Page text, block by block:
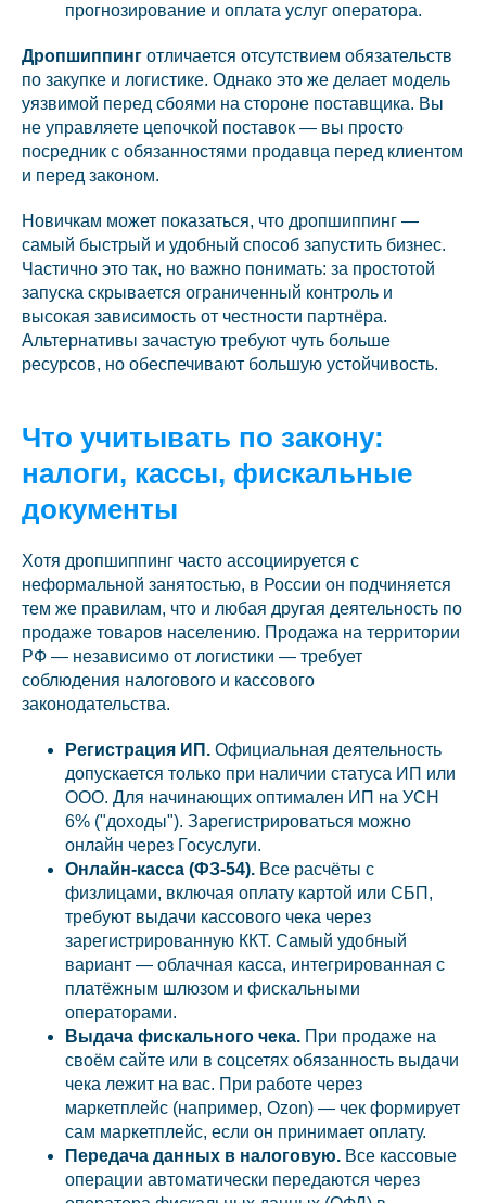
прогнозирование и оплатa услуг оператора.
Дропшиппинг отличается отсутствием обязательств
по закупке и логистике. Однако это же делает модель
уязвимой перед сбоями на стороне поставщика. Вы
не управляетe цепочкой поставок — вы просто
посредник с обязанностями продавца перед клиентом
и перед законом.
Новичкам может показаться, что дропшиппинг —
самый быстрый и удобный способ запустить бизнес.
Частично это так, но важно понимать: за простотой
запуска скрывается ограниченный контроль и
высокая зависимость от честности партнёра.
Альтернативы зачастую требуют чуть больше
ресурсов, но обеспечивают большую устойчивость.
Что учитывать по закону:
налоги, кассы, фискальные
документы
Хотя дропшиппинг часто ассоциируется с
неформальной занятостью, в России он подчиняется
тем же правилам, что и любая другая деятельность по
продаже товаров населению. Продажа на территории
РФ — независимо от логистики — требует
соблюдения налогового и кассового
законодательства.
Регистрация ИП. Официальная деятельность
допускается только при наличии статуса ИП или
ООО. Для начинающих оптимален ИП на УСН
6% ("доходы"). Зарегистрироваться можно
онлайн через Госуслуги.
Онлайн-касса (ФЗ-54). Все расчёты с
физлицами, включая оплату картой или СБП,
требуют выдачи кассового чека через
зарегистрированную ККТ. Самый удобный
вариант — облачная касса, интегрированная с
платёжным шлюзом и фискальными
операторами.
Выдача фискального чека. При продаже на
своём сайте или в соцсетях обязанность выдачи
чека лежит на вас. При работе через
маркетплейс (например, Ozon) — чек формирует
сам маркетплейс, если он принимает оплату.
Передача данных в налоговую. Все кассовые
операции автоматически передаются через